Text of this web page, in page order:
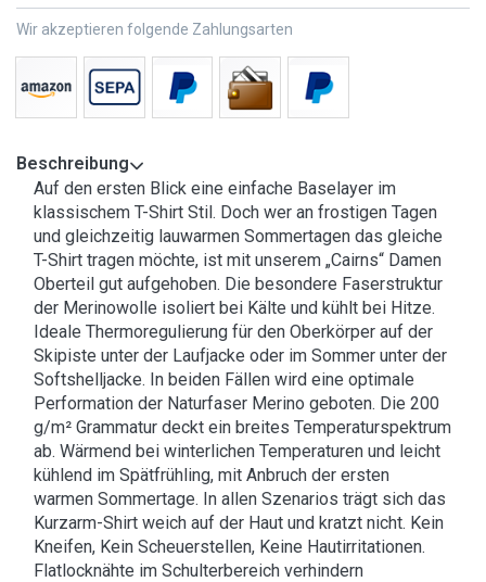
Wir akzeptieren folgende Zahlungsarten
Beschreibung
Auf den ersten Blick eine einfache Baselayer im
klassischem T-Shirt Stil. Doch wer an frostigen Tagen
und gleichzeitig lauwarmen Sommertagen das gleiche
T-Shirt tragen möchte, ist mit unserem „Cairns“ Damen
Oberteil gut aufgehoben. Die besondere Faserstruktur
der Merinowolle isoliert bei Kälte und kühlt bei Hitze.
Ideale Thermoregulierung für den Oberkörper auf der
Skipiste unter der Laufjacke oder im Sommer unter der
Softshelljacke. In beiden Fällen wird eine optimale
Performation der Naturfaser Merino geboten. Die 200
g/m² Grammatur deckt ein breites Temperaturspektrum
ab. Wärmend bei winterlichen Temperaturen und leicht
kühlend im Spätfrühling, mit Anbruch der ersten
warmen Sommertage. In allen Szenarios trägt sich das
Kurzarm-Shirt weich auf der Haut und kratzt nicht. Kein
Kneifen, Kein Scheuerstellen, Keine Hautirritationen.
Flatlocknähte im Schulterbereich verhindern